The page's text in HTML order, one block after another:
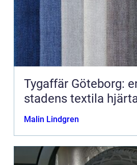
Tygaffär Göteborg:
stadens textila
Malin Lindgren